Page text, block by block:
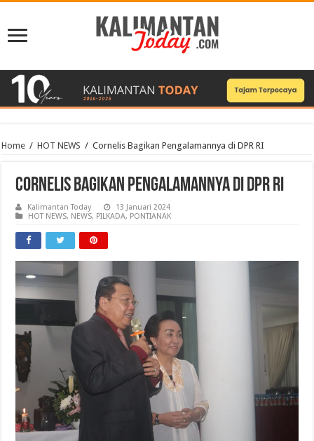
Home / HOT NEWS / Cornelis Bagikan Pengalamannya di DPR RI
Cornelis Bagikan Pengalamannya di DPR RI
Kalimantan Today
13 Januari 2024
HOT NEWS, NEWS, PILKADA, PONTIANAK